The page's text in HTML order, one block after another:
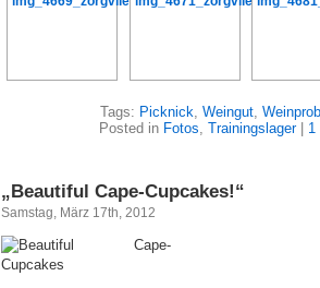
Tags: Picknick, Weingut,
Posted in Fotos, Trainingslager| 1
„Beautiful Cape-Cupcakes!“
Samstag, März 17th, 2012